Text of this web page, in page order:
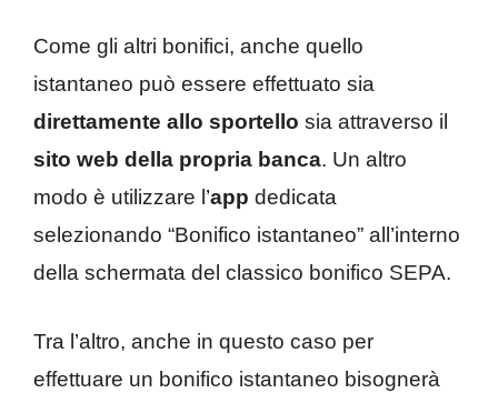
Come gli altri bonifici, anche quello
istantaneo può essere effettuato sia
direttamente allo sportello sia attraverso il
sito web della propria banca. Un altro
modo è utilizzare l’app dedicata
selezionando “Bonifico istantaneo” all’interno
della schermata del classico bonifico SEPA.
Tra l’altro, anche in questo caso per
effettuare un bonifico istantaneo bisognerà